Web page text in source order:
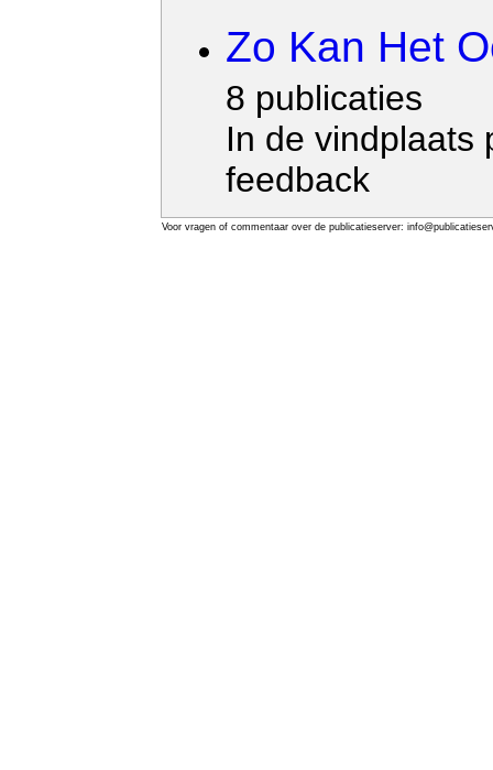
Zo Kan Het
8 publicaties
In de vindplaats
feedback
Voor vragen of commentaar over de publicatieserver: